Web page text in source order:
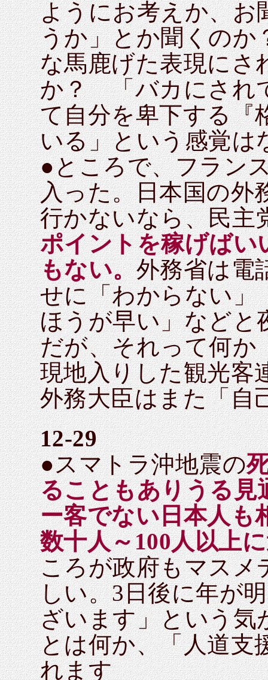
ようにお考えか、お
うか」とか聞くの
な馬鹿げた表現にさ
か？ 「バカにされ
て自分を卑下する『
いる」という感覚は
●ところで、フラン
入った。日本国の
行かないなら、民主
ポイントを稼げばい
もない。外務省は電
せに「わからない」
ほうが早い」などと
だが、それって何
現地入りした観光客
外務大臣はまた「自
12-29
●スマトラ沖地震の
ることもありうる見
ー客でない日本人も
数十人～100人以上
ころが政府もマスメ
しい。3日後に年が
ざいます」という気
とは何か、「人道支
れます